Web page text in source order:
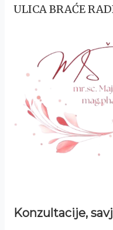
ULICA BRAĆE
Konzultacije,